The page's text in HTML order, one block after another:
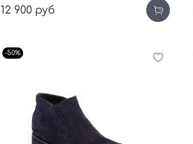
12 900 руб
-50%